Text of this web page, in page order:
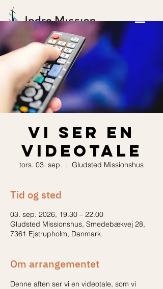
Vi ser en
videotale
tors. 03. sep.
  |
Gludsted Missionshus
Tid og sted
03. sep. 2026, 19.30 – 22.00
Gludsted Missionshus, Smedebækvej 28,
7361 Ejstrupholm, Danmark
Om arrangementet
Denne aften ser vi en videotale, som vi